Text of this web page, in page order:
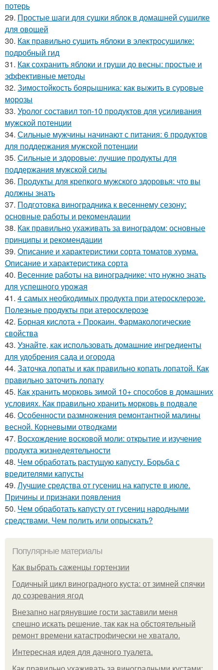
потерь
29. Простые шаги для сушки яблок в домашней сушилке
для овощей
30. Как правильно сушить яблоки в электросушилке:
подробный гид
31. Как сохранить яблоки и груши до весны: простые и
эффективные методы
32. Зимостойкость боярышника: как выжить в суровые
морозы
33. Уролог составил топ-10 продуктов для усиливания
мужской потенции
34. Сильные мужчины начинают с питания: 6 продуктов
для поддержания мужской потенции
35. Сильные и здоровые: лучшие продукты для
поддержания мужской силы
36. Продукты для крепкого мужского здоровья: что вы
должны знать
37. Подготовка виноградника к весеннему сезону:
основные работы и рекомендации
38. Как правильно ухаживать за виноградом: основные
принципы и рекомендации
39. Описание и характеристики сорта томатов хурма.
Описание и характеристика сорта
40. Весенние работы на винограднике: что нужно знать
для успешного урожая
41. 4 самых необходимых продукта при атеросклерозе.
Полезные продукты при атеросклерозе
42. Борная кислота + Прокаин. Фармакологические
свойства
43. Узнайте, как использовать домашние ингредиенты
для удобрения сада и огорода
44. Заточка лопаты и как правильно копать лопатой. Как
правильно заточить лопату
45. Как хранить морковь зимой 10+ способов в домашних
условиях. Как правильно хранить морковь в подвале
46. Особенности размножения ремонтантной малины
весной. Корневыми отводками
47. Восхождение восковой моли: открытие и изучение
продукта жизнедеятельности
48. Чем обработать растущую капусту. Борьба с
вредителями капусты
49. Лучшие средства от гусениц на капусте в июле.
Причины и признаки появления
50. Чем обработать капусту от гусениц народными
средствами. Чем полить или опрыскать?
Популярные материалы
Как выбрать саженцы гортензии
Годичный цикл виноградного куста: от зимней спячки
до созревания ягод
Внезапно нагрянувшие гости заставили меня
спешно искать решение, так как на обстоятельный
ремонт времени катастрофически не хватало.
Интересная идея для дачного туалета.